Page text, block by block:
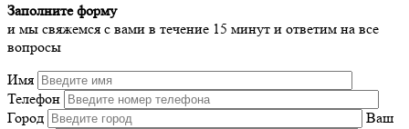
Заполните форму
и мы свяжемся с вами в течение 15 минут и ответим на все
вопросы
Имя
Телефон
Город
Ваш